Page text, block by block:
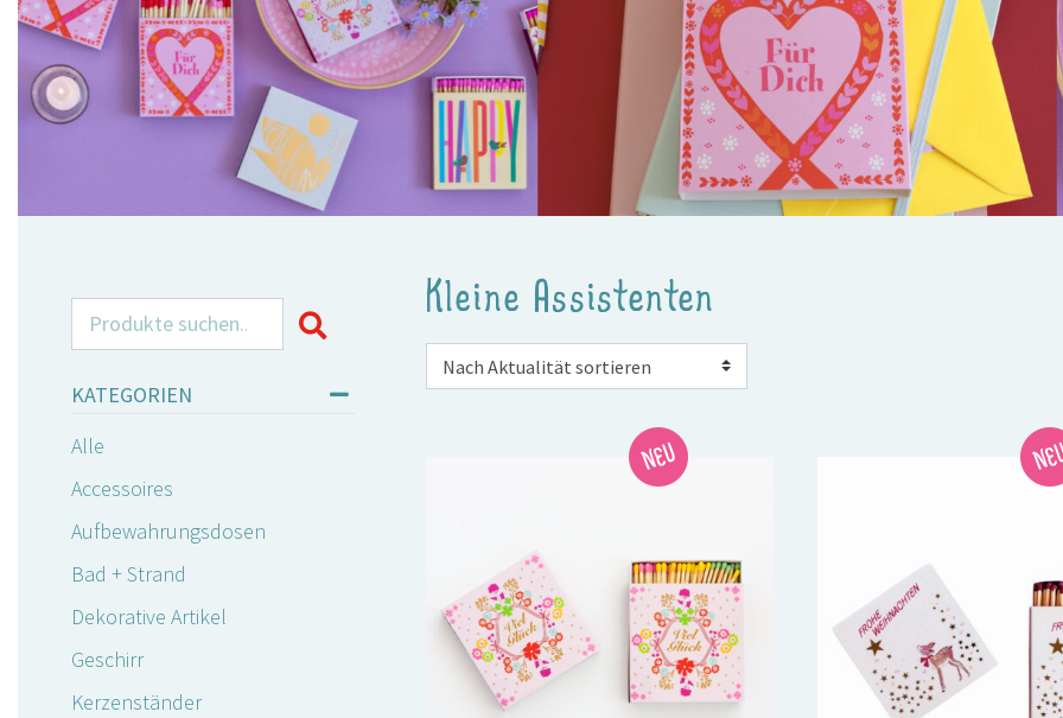
Search for:
KATEGORIEN
Alle
Accessoires
Aufbewahrungsdosen
Bad + Strand
Dekorative Artikel
Geschirr
Kerzenständer
Kleine Assistenten